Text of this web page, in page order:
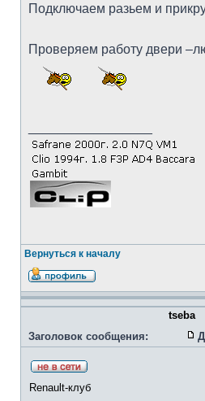
Подключаем разьем и
Проверяем работу двери
Вернуться к началу
tseba
Заголовок сообщения:
Renault-клуб